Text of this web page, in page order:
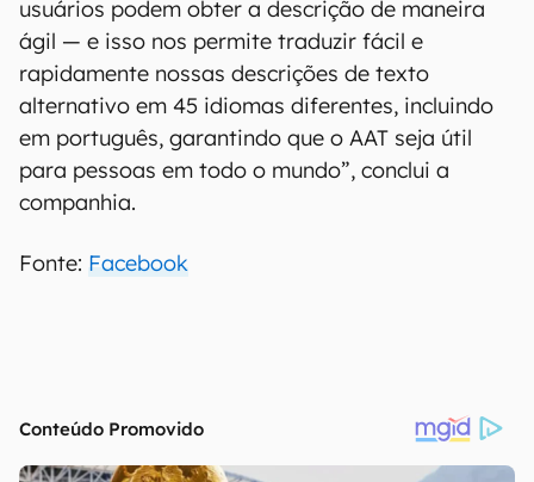
usuários podem obter a descrição de maneira
ágil — e isso nos permite traduzir fácil e
rapidamente nossas descrições de texto
alternativo em 45 idiomas diferentes, incluindo
em português, garantindo que o AAT seja útil
para pessoas em todo o mundo”, conclui a
companhia.
Fonte: Facebook